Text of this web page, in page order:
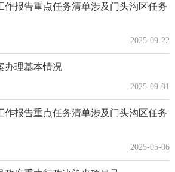
作报告重点任务清单涉及门头沟区任务
2025-09-22
办理基本情况
2025-09-01
作报告重点任务清单涉及门头沟区任务
2025-05-06